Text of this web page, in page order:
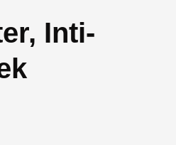
Inti-